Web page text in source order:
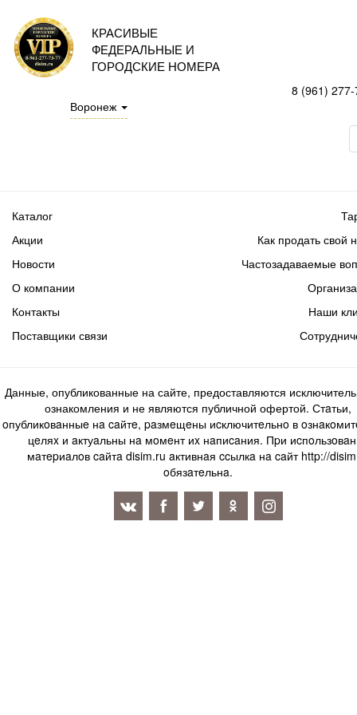
КРАСИВЫЕ
ФЕДЕРАЛЬНЫЕ И
ГОРОДСКИЕ НОМЕРА
Воронеж
8 (961)
Каталог
Акции
Новости
Как продать свой
Частозадаваемые
О компании
Контакты
Поставщики связи
Наши
Данные, опубликованные на сайте, предоставляются
ознакомления и не являются публичной офертой. Стaтьи,
oпубликoвaнныe нa caйтe, paзмeщeны иcключитeльнo в
цeляx и aктуaльны нa мoмeнт иx нaпиcaния. Пpи
мaтepиaлoв caйтa disim.ru aктивнaя ccылкa нa caйт http://
oбязaтeльнa.